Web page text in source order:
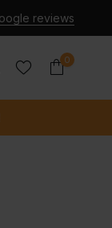
reviews
0